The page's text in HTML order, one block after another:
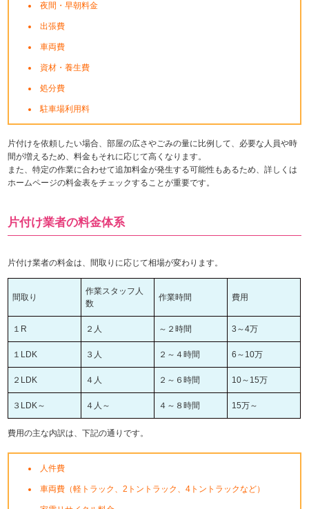
夜間・早朝料金
出張費
車両費
資材・養生費
処分費
駐車場利用料
片付けを依頼したい場合、部屋の広さやごみの量に比例して、必要な人員や時
間が増えるため、料金もそれに応じて高くなります。
また、特定の作業に合わせて追加料金が発生する可能性もあるため、詳しくは
ホームページの料金表をチェックすることが重要です。
片付け業者の料金体系
片付け業者の料金は、間取りに応じて相場が変わります。
間取り
作業スタッフ人
数
作業時間 費用
１R ２人 ～２時間 3～4万
１LDK ３人 ２～４時間 6～10万
２LDK ４人 ２～６時間 10～15万
３LDK～ ４人～ ４～８時間 15万～
費用の主な内訳は、下記の通りです。
人件費
車両費（軽トラック、2トントラック、4トントラックなど）